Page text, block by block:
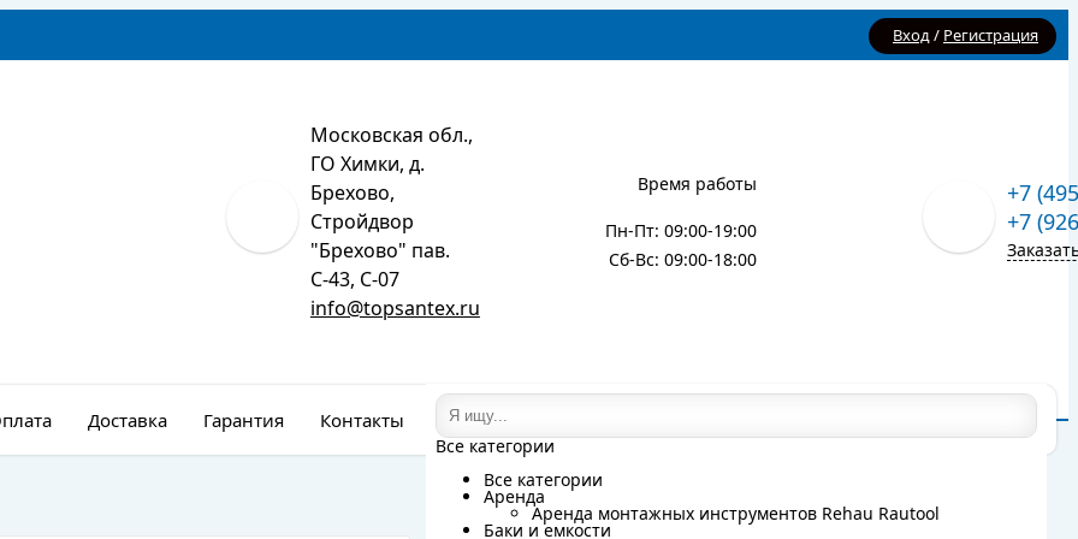
Вход/ Регистрация
Московская обл.,
ГО Химки, д.
Брехово,
Стройдвор
"Брехово" пав.
С-43, С-07
info@topsantex.ru
Время работы
Пн-Пт: 09:00-19:00
Сб-Вс: 09:00-18:00
+7
+7
Все категории
Все категории
Аренда
Аренда монтажных инструментов Rehau Rautool
Баки и емкости
Все категории
Все категории
Аренда
Аренда монтажных инструментов Rehau Rautool
Баки и емкости
Доставка Гарантия Контакты Монтаж